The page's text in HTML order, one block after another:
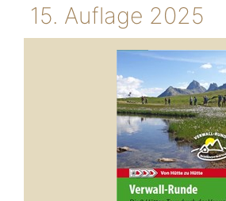
15. Auflage 2025